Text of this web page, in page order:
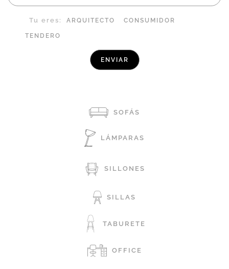
Tu eres: ARQUITECTO CONSUMIDOR
TENDERO
SOFÁS
LÁMPARAS
SILLONES
SILLAS
TABURETE
OFFICE